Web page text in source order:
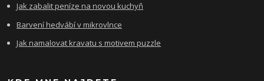
Jak zabalit peníze na novou kuchyň
Barvení hedvábí v mikrovlnce
Jak namalovat kravatu s motivem puzzle